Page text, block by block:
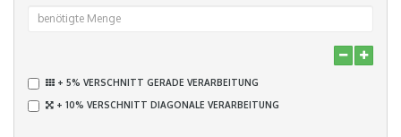
+ 5% VERSCHNITT GERADE VERARBEITUNG
+ 10% VERSCHNITT DIAGONALE VERARBEITUNG